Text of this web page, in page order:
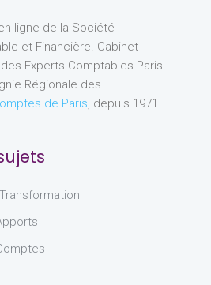
ligne de la Société
et Financière. Cabinet
Experts Comptables Paris
Régionale des
de Paris, depuis 1971.